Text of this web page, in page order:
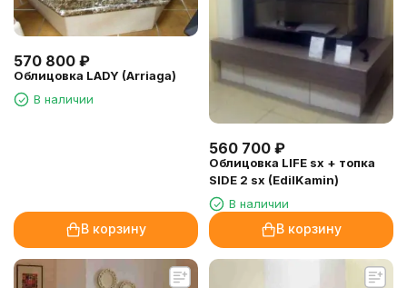
570 800 ₽
Облицовка LADY (Arriaga)
В наличии
В корзину
560 700 ₽
Облицовка LIFE sx + топка
SIDE 2 sx (EdilKamin)
В наличии
В корзину